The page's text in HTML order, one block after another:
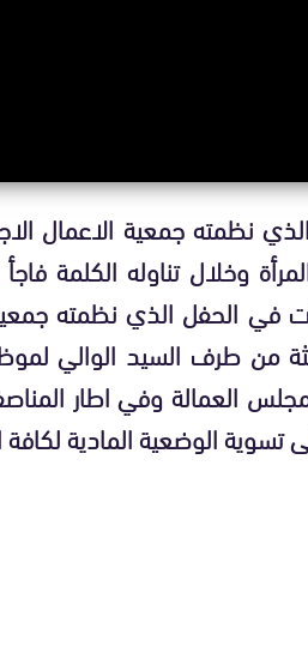
وخلال تناوله الكلمة
في الحفل الذي نظمته
من طرف السيد الوالي
العمالة وفي اطار
تسوية الوضعية المادية